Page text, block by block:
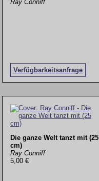
Ray Conniff
Verfügbarkeitsanfrage
Die ganze Welt tanzt mit (25
cm)
Ray Conniff
5,00 €